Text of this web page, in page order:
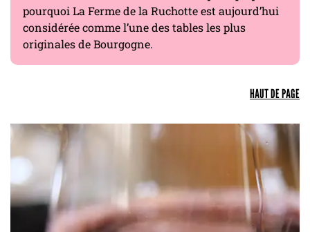
pourquoi La Ferme de la Ruchotte est aujourd’hui
considérée comme l’une des tables les plus
originales de Bourgogne.
HAUT DE PAGE